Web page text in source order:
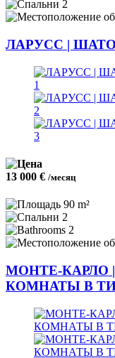
2
ЛАРУСС |
13 000 € /месяц
90 m²
2
2
МОНТЕ-КАРЛО
КОМНАТЫ В